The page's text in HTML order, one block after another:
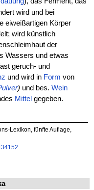
wird und bei
eiweißartigen Körper
wird künstlich
der
Wassers und etwas
geruch- und
und wird in Form von
) und bes. Wein
Mittel gegeben.
Lexikon, fünfte Auflage,